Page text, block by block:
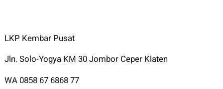
LKP Kembar Pusat
Jln. Solo-Yogya KM 30 Jombor Ceper Klaten
WA 0858 67 6868 77